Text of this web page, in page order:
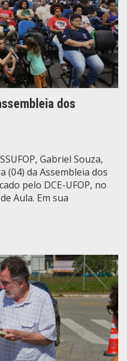
dos
Gabriel Souza,
da Assembleia dos
pelo DCE-UFOP, no
Aula. Em sua